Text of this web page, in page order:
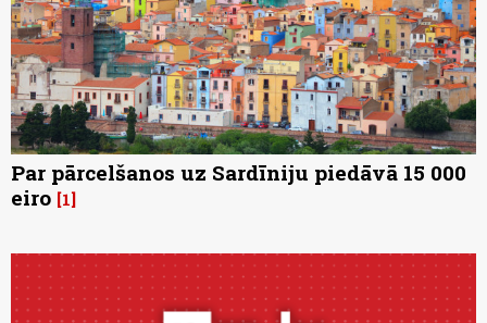
Par pārcelšanos uz Sardīniju piedāvā 15 000
eiro 1